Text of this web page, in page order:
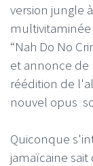
version jungle
multivitaminée
“Nah Do No
et annonce de
réédition de
nouvel opus
Quiconque
jamaïcaine sait